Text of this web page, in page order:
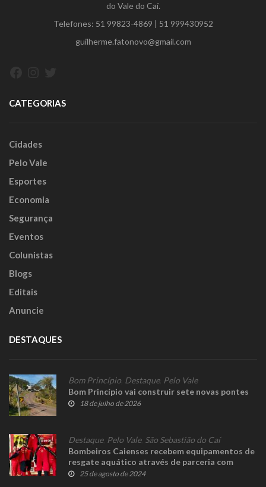
do Vale do Caí.
Telefones: 51 99823-4869 | 51 999430952
guilherme.fatonovo@gmail.com
CATEGORIAS
Cidades
Pelo Vale
Esportes
Economia
Segurança
Eventos
Colunistas
Blogs
Editais
Anuncie
DESTAQUES
Bom Princípio Destaque, Pelo Vale
Bom Princípio vai construir sete novas pontes
18 de julho de 2026
Destaque, Pelo Vale, São Sebastião do Caí
Bombeiros Caienses recebem equipamentos de
resgate aquático através de parceria com
Sicredi e doação de Badin
25 de agosto de 2024